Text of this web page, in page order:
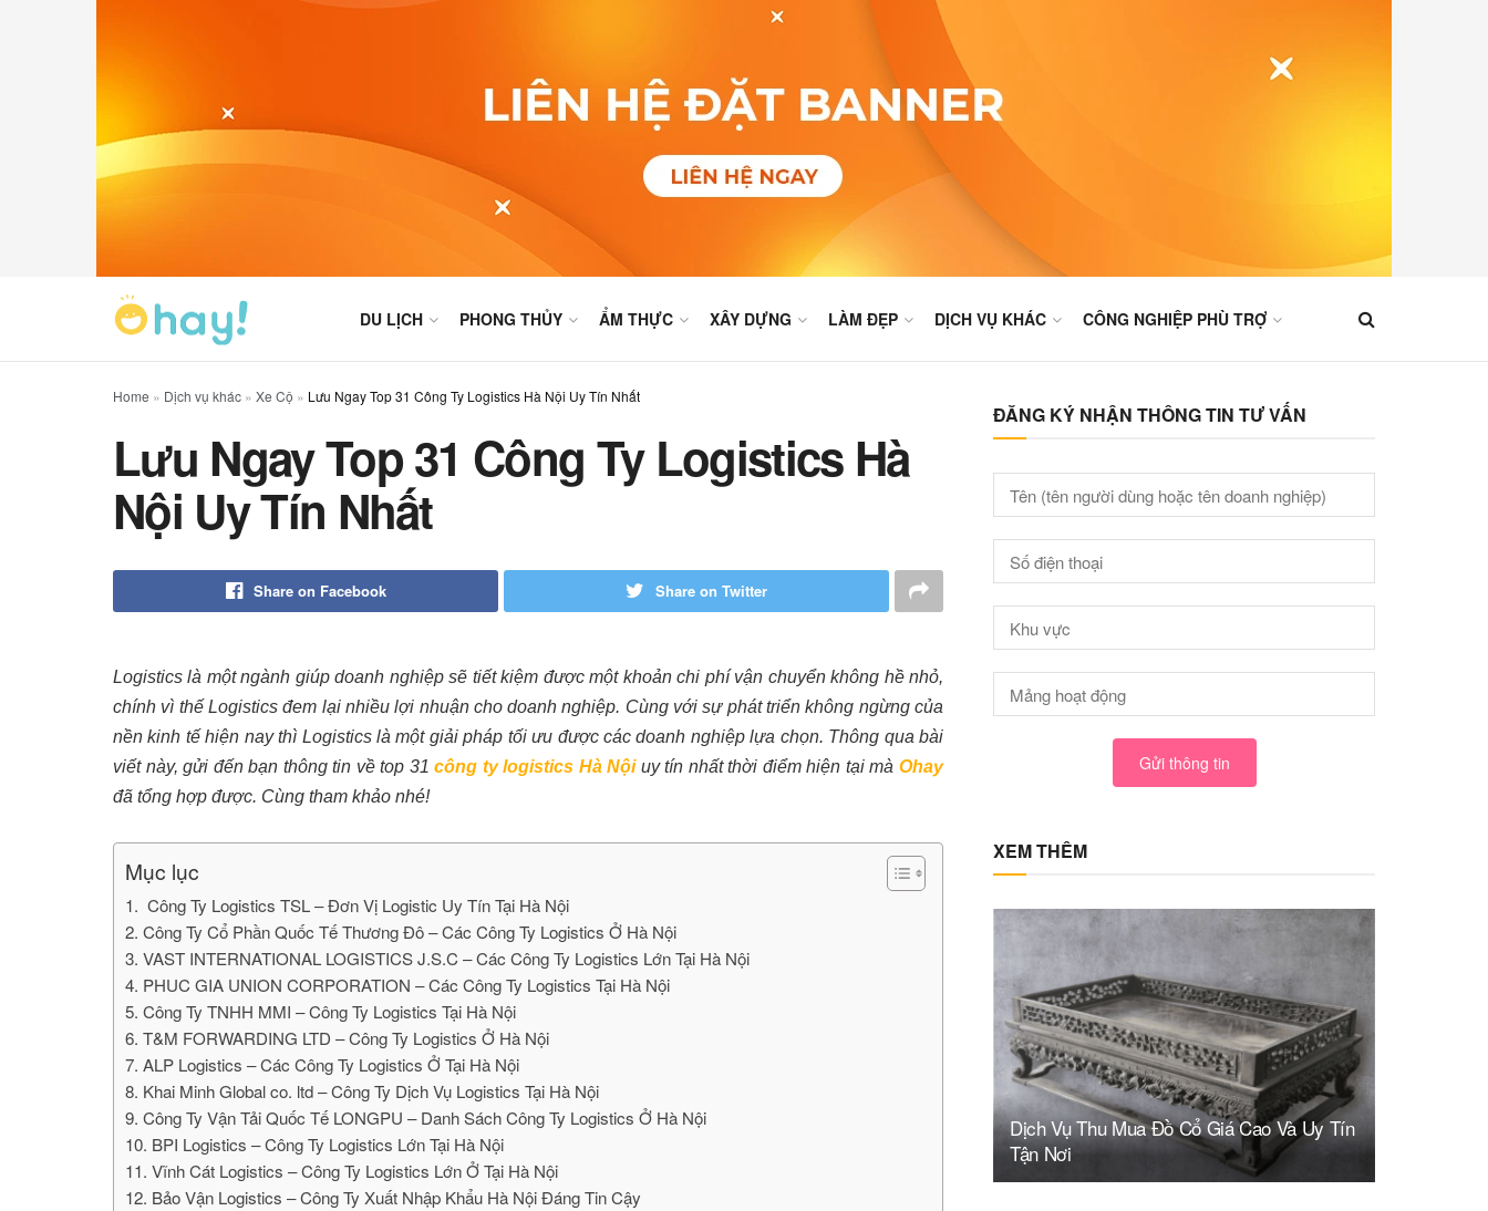
DU LỊCH PHONG THỦY ẨM THỰC XÂY DỰNG LÀM ĐẸP DỊCH VỤ KHÁC CÔNG NGHIỆP PHÙ TRỢ
Home » Dịch vụ khác » Xe Cộ » Lưu Ngay Top 31 Công Ty Logistics Hà Nội Uy Tín Nhất
Lưu Ngay Top 31 Công Ty Logistics Hà
Nội Uy Tín Nhất
Share on Facebook Share on Twitter
Logistics là một ngành giúp doanh nghiệp sẽ tiết kiệm được một khoản chi phí vận chuyển không hề nhỏ,
chính vì thế Logistics đem lại nhiều lợi nhuận cho doanh nghiệp. Cùng với sự phát triển không ngừng của
nền kinh tế hiện nay thì Logistics là một giải pháp tối ưu được các doanh nghiệp lựa chọn. Thông qua bài
viết này, gửi đến bạn thông tin về top 31công ty logistics Hà Nộiuy tín nhất thời điểm hiện tại màOhay
đã tổng hợp được. Cùng tham khảo nhé!
Mục lục
1. Công Ty Logistics TSL – Đơn Vị Logistic Uy Tín Tại Hà Nội
2. Công Ty Cổ Phần Quốc Tế Thương Đô – Các Công Ty Logistics Ở Hà Nội
3. VAST INTERNATIONAL LOGISTICS J.S.C – Các Công Ty Logistics Lớn Tại Hà Nội
4. PHUC GIA UNION CORPORATION – Các Công Ty Logistics Tại Hà Nội
5. Công Ty TNHH MMI – Công Ty Logistics Tại Hà Nội
6. T&M FORWARDING LTD – Công Ty Logistics Ở Hà Nội
7. ALP Logistics – Các Công Ty Logistics Ở Tại Hà Nội
8. Khai Minh Global co. ltd – Công Ty Dịch Vụ Logistics Tại Hà Nội
9. Công Ty Vận Tải Quốc Tế LONGPU – Danh Sách Công Ty Logistics Ở Hà Nội
10. BPI Logistics – Công Ty Logistics Lớn Tại Hà Nội
11. Vĩnh Cát Logistics – Công Ty Logistics Lớn Ở Tại Hà Nội
12. Bảo Vận Logistics – Công Ty Xuất Nhập Khẩu Hà Nội Đáng Tin Cậy
ĐĂNG KÝ NHẬN THÔNG TIN TƯ VẤN
Gửi thông tin
XEM THÊM
Dịch Vụ Thu Mua Đồ Cổ Giá Cao Và Uy Tín
Tận Nơi